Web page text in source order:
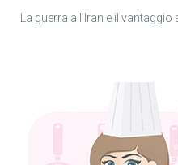
La guerra all’Iran e il